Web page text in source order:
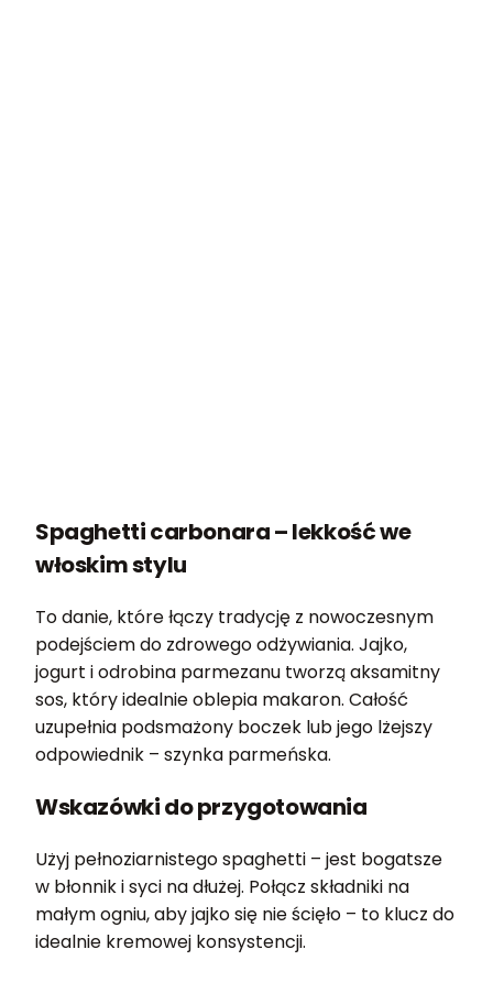
Spaghetti carbonara – lekkość we
włoskim stylu
To danie, które łączy tradycję z nowoczesnym
podejściem do zdrowego odżywiania. Jajko,
jogurt i odrobina parmezanu tworzą aksamitny
sos, który idealnie oblepia makaron. Całość
uzupełnia podsmażony boczek lub jego lżejszy
odpowiednik – szynka parmeńska.
Wskazówki do przygotowania
Użyj pełnoziarnistego spaghetti – jest bogatsze
w błonnik i syci na dłużej. Połącz składniki na
małym ogniu, aby jajko się nie ścięło – to klucz do
idealnie kremowej konsystencji.